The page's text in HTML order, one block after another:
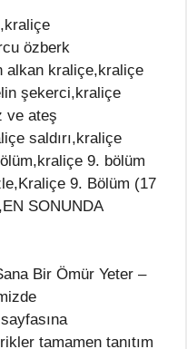
özberk
alkan kraliçe,kraliçe
şekerci,kraliçe
ve ateş
saldırı,kraliçe
9. bölüm
9. Bölüm (17
SONUNDA
Bir Ömür Yeter –
tamamen tanıtım